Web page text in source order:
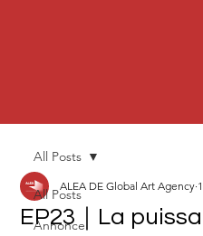
All Posts
Annonce
All Posts
EP23｜La
ALEA DE Global Art Agency